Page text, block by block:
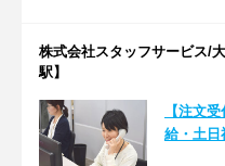
株式会社スタッフサービス/
駅】
【注文
給・土日